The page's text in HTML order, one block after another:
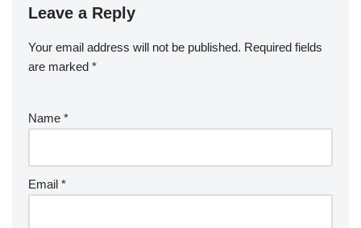
Leave a Reply
Your email address will not be published. Required fields
are marked *
Name *
Email *